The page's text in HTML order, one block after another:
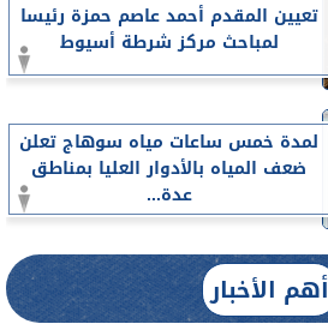
تعيين المقدم أحمد عاصم حمزة رئيسا
لمباحث مركز شرطة أسيوط
لمدة خمس ساعات مياه سوهاج تعلن
ضعف المياه بالأدوار العليا بمناطق
عدة...
أهم الأخبار